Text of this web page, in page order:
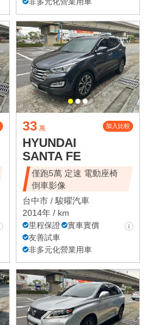
33 萬 加入比較
HYUNDAI
SANTA FE
僅跑5萬 定速 電動座椅
倒車影像
台中市 / 駿曜汽車
2014年 / km
里程保證
實車實價
友善試車
非多元化營業用車